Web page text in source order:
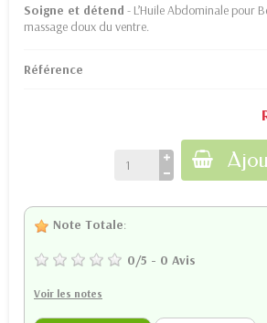
Soigne et détend - L’Huile Abdominale pour
massage doux du ventre.
Référence
Note Totale:
0/5 - 0 Avis
Voir les notes